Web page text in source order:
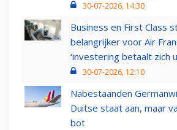
30-07-2026, 14:30
Business en First Class
belangrijker voor Air
‘investering betaalt zich
30-07-2026, 12:10
Nabestaanden
Duitse staat aan, maar
bot